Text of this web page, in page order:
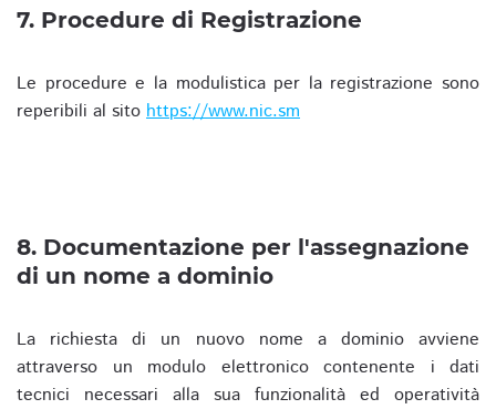
7. Procedure di Registrazione
Le procedure e la modulistica per la registrazione sono
reperibili al sito https://www.nic.sm
8. Documentazione per l'assegnazione
di un nome a dominio
La richiesta di un nuovo nome a dominio avviene
attraverso un modulo elettronico contenente i dati
tecnici necessari alla sua funzionalità ed operatività